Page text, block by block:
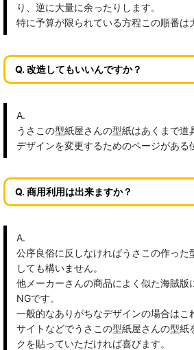
り、逆に大量に余ったりします。
特に予算が限られている方程この順番は
Q. 改造してもいいんですか？
A.
うさこの型紙屋さんの型紙はあくまで道
デザインを変更するためのページがある
Q. 商用利用は出来ますか？
A.
公序良俗に反しなければうさこの作った
しても構いません。
他メーカーさんの商品によく似た海賊版
NGです。
一般的なありがちなデザインの場合はこ
サイトなどでうさこの型紙屋さんの型紙
クを貼っていただければ喜びます。